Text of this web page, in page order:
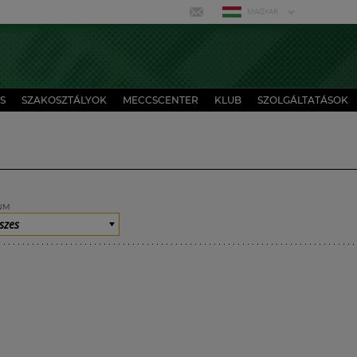
MAGYAR
SZAKOSZTÁLYOK MECCSCENTER KLUB SZOLGÁLTATÁSOK